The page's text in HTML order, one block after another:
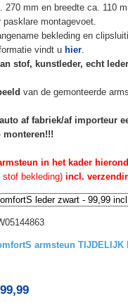
mm en breedte ca. 110
montagevoet.
bekleding en
vindt u hier.
stof, kunstleder, echt
van de gemonteerde
af fabriek/af importeur
monteren!!!
in het kader
bekleding)incl.
armsteun TIJDELIJK